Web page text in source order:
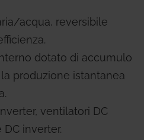
acqua, reversibile
dotato di accumulo
produzione istantanea
ventilatori DC
inverter.